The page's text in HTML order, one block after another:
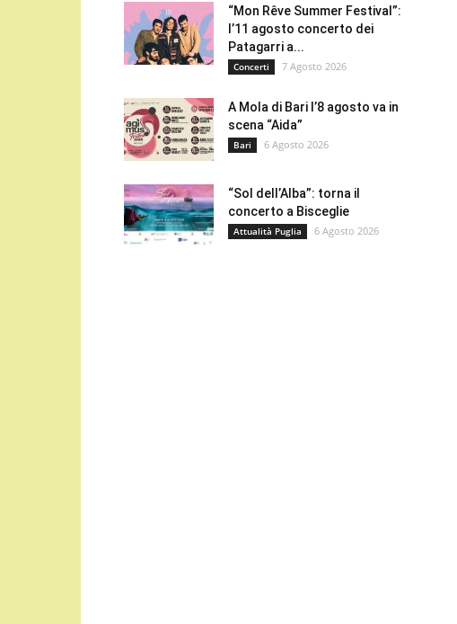
“Mon Rêve Summer Festival”:
l’11 agosto concerto dei
Patagarri a...
Concerti 7 Agosto 2026
A Mola di Bari l’8 agosto va in
scena “Aida”
Bari 6 Agosto 2026
“Sol dell’Alba”: torna il
concerto a Bisceglie
Attualità Puglia 6 Agosto 2026